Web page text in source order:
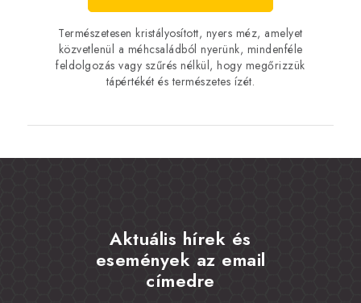
Természetesen kristályosított, nyers méz, amelyet
közvetlenül a méhcsaládból nyerünk, mindenféle
feldolgozás vagy szűrés nélkül, hogy megőrizzük
tápértékét és természetes ízét.
Aktuális hírek és
események az email
címedre